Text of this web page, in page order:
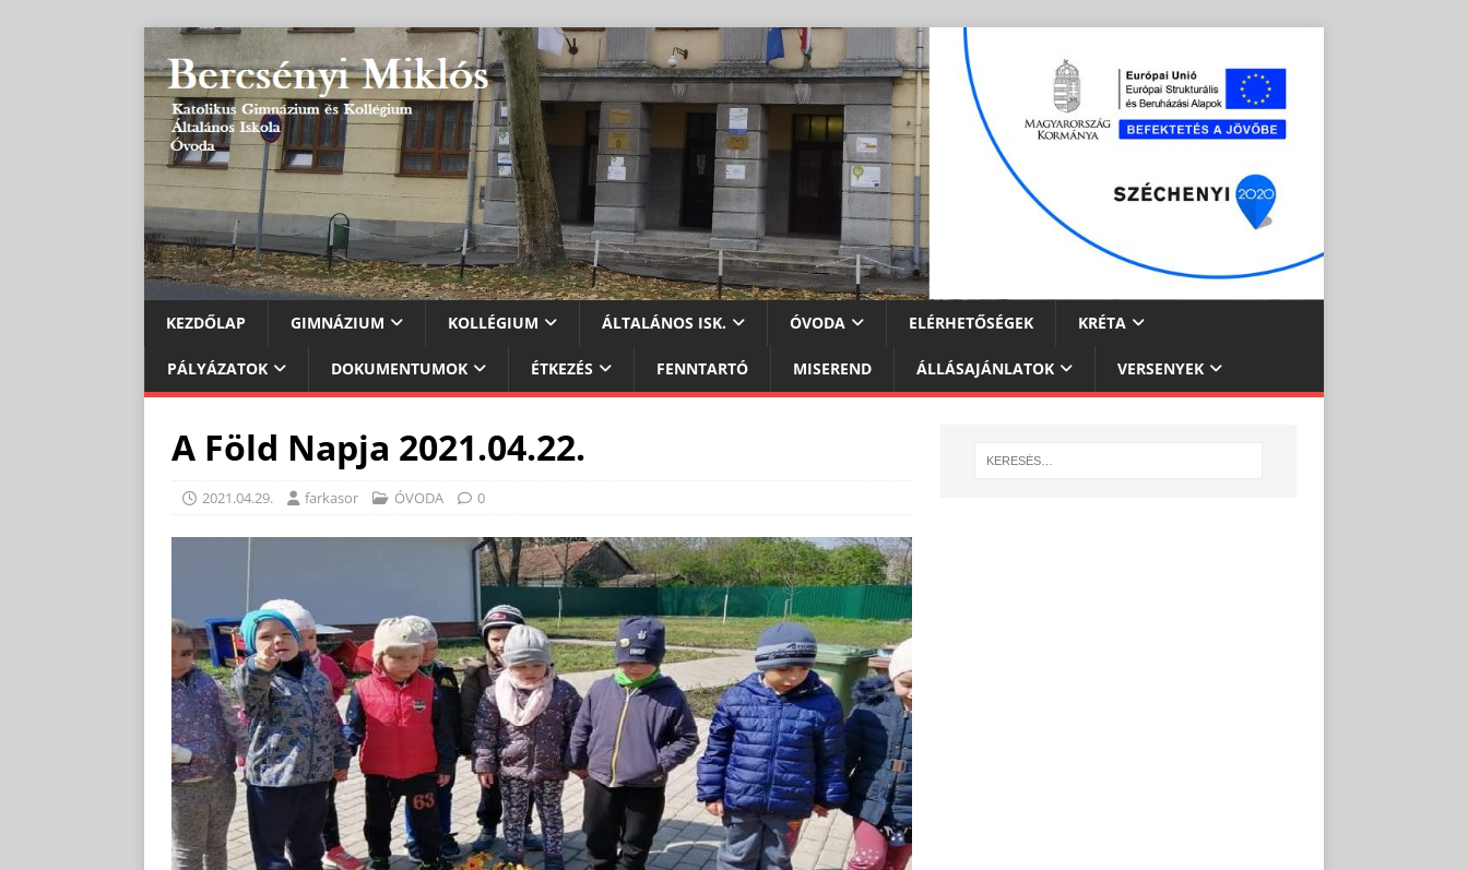
KEZDŐLAP GIMNÁZIUM KOLLÉGIUM ÁLTALÁNOS ISK. ÓVODA ELÉRHETŐSÉGEK KRÉTA
PÁLYÁZATOK DOKUMENTUMOK ÉTKEZÉS FENNTARTÓ MISEREND ÁLLÁSAJÁNLATOK VERSENYEK
A Föld Napja 2021.04.22.
2021.04.29. farkasor ÓVODA 0